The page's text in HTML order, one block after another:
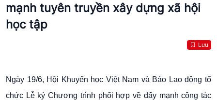
mạnh tuyên truyền xây dựng xã hội
học tập
Lưu
Ngày 19/6, Hội Khuyến học Việt Nam và Báo Lao động tổ
chức Lễ ký Chương trình phối hợp về đẩy mạnh công tác